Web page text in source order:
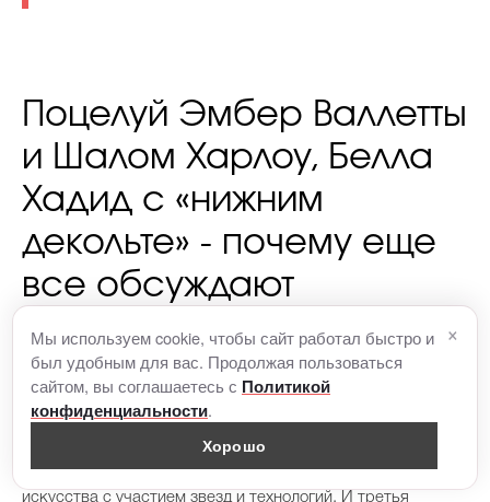
Поцелуй Эмбер Валлетты
и Шалом Харлоу, Белла
Хадид с «нижним
декольте» - почему еще
все обсуждают
коллекцию Mugler
искусства с участием звезд и технологий. И третья
Мы используем cookie, чтобы сайт работал быстро и
был удобным для вас. Продолжая пользоваться
сайтом, вы соглашаетесь с Политикой
конфиденциальности.
Хорошо
×